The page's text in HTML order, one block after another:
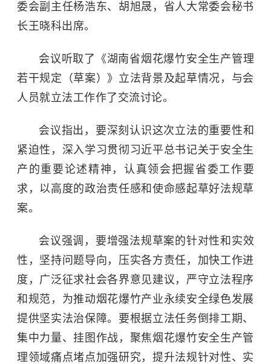
委会副主任杨浩东、胡旭晟，省人大常委会秘书
长王晓科出席。
会议听取了《湖南省烟花爆竹安全生产管理
若干规定（草案）》立法背景及起草情况，与会
人员就立法工作作了交流讨论。
会议指出，要深刻认识这次立法的重要性和
紧迫性，深入学习贯彻习近平总书记关于安全生
产的重要论述精神，认真领会把握省委工作要
求，以高度的政治责任感和使命感起草好法规草
案。
会议强调，要增强法规草案的针对性和实效
性，坚持问题导向，压实各方责任，加快工作进
度，广泛征求社会各界意见建议，严守立法程序
和规范，为推动烟花爆竹产业永续安全绿色发展
提供坚实法治保障。要根据立法任务倒排工期、
集中力量、挂图作战，聚焦烟花爆竹安全生产管
理领域痛点堵点加强研究，提升法规针对性、实